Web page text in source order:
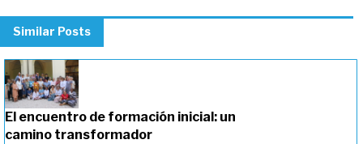
Similar Posts
El encuentro de formación inicial: un
camino transformador